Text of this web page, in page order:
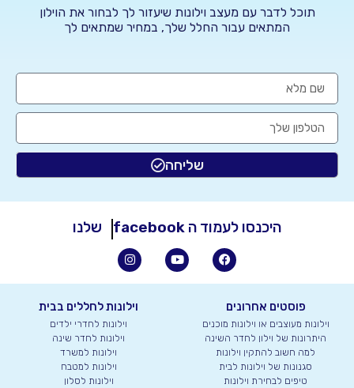
תוכל לדבר עם מעצב וילונות שיעזור לך לבחור את הוילון
המתאים עבור החלל שלך, במחיר שמתאים לך
שליחה
היכנסו לעמוד ה facebook שלנו
פוסטים אחרונים
וילונות מעוצבים או וילונות מוכנים
היתרונות של וילון לחדר השינה
למה חשוב להתקין וילונות
סגנונות של וילונות לבית
טיפים לבחירת וילונות
וילונות לחללים בבית
וילונות לחדרי ילדים
וילונות לחדר שינה
וילונות למשרד
וילונות למטבח
וילונות לסלון